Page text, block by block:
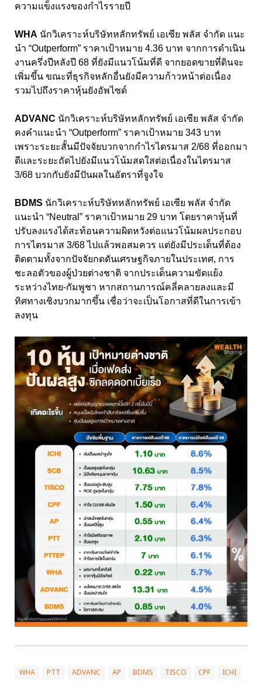
ความแข็งแรงของกําไรรายปี
WHA นักวิเคราะห์บริษัทหลักทรัพย์ เอเซีย พลัส จำกัด แนะ
นํา “Outperform” ราคาเป้าหมาย 4.36 บาท จากการดําเนิน
งานครึ่งปีหลังปี 68 ที่ยังมีแนวโน้มที่ดี จากยอดขายที่ดินจะ
เพิ่มขึ้น ขณะที่ธุรกิจหลักอื่นยังมีความก้าวหน้าต่อเนื่อง
รวมไปถึงราคาหุ้นยังอัพไซด์
ADVANC นักวิเคราะห์บริษัทหลักทรัพย์ เอเซีย พลัส จำกัด
คงคําแนะนํา “Outperform” ราคาเป้าหมาย 343 บาท
เพราะระยะสั้นมีปัจจัยบวกจากกําไรไตรมาส 2/68 ที่ออกมา
ดีและระยะถัดไปยังมีแนวโน้มสดใสต่อเนื่องในไตรมาส
3/68 บวกกับยังมีปันผลในอัตราที่จูงใจ
BDMS นักวิเคราะห์บริษัทหลักทรัพย์ เอเซีย พลัส จำกัด
แนะนำ “Neutral” ราคาเป้าหมาย 29 บาท โดยราคาหุ้นที่
ปรับลงแรงได้สะท้อนความผิดหวังต่อแนวโน้มผลประกอบ
การไตรมาส 3/68 ไปแล้วพอสมควร แต่ยังมีประเด็นที่ต้อง
ติดตามทั้งจากปัจจัยกดดันเศรษฐกิจภายในประเทศ, การ
ชะลอตัวของผู้ป่วยต่างชาติ จากประเด็นความขัดแย้ง
ระหว่างไทย-กัมพูชา หากสถานการณ์คลี่คลายลงและมี
ทิศทางเชิงบวกมากขึ้น เชื่อว่าจะเป็นโอกาสที่ดีในการเข้า
ลงทุน
WHA PTT ADVANC AP BDMS TISCO CPF ICHI